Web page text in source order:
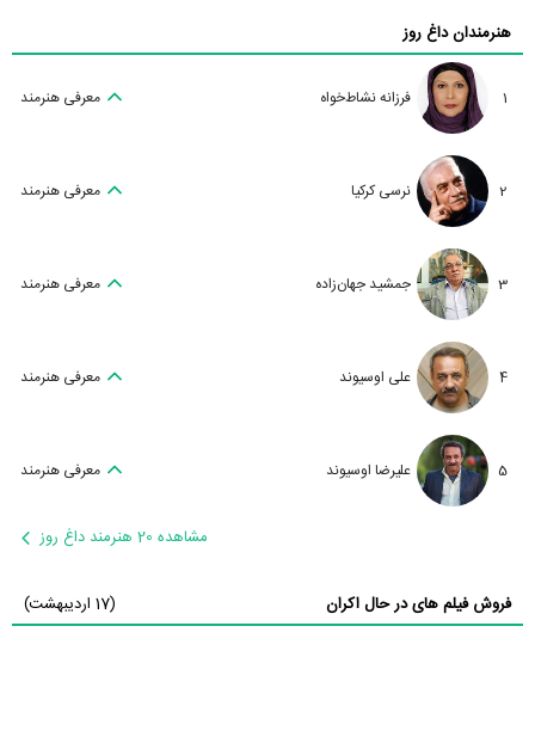
هنرمندان داغ روز
1 فرزانه نشاط‌خواه معرفی هنرمند
2 نرسی کرکیا معرفی هنرمند
3 جمشید جهان‌زاده معرفی هنرمند
4 علی اوسیوند معرفی هنرمند
5 علیرضا اوسیوند معرفی هنرمند
مشاهده 20 هنرمند داغ روز
فروش فیلم های در حال اکران (17 اردیبهشت)